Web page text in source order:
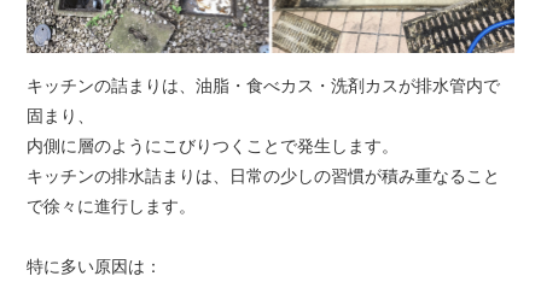
キッチンの詰まりは、油脂・食べカス・洗剤カスが排水管内で
固まり、
内側に層のようにこびりつくことで発生します。
キッチンの排水詰まりは、日常の少しの習慣が積み重なること
で徐々に進行します。
特に多い原因は：